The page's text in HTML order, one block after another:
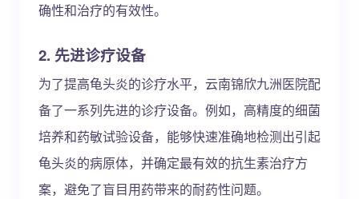
确性和治疗的有效性。
2. 先进诊疗设备
为了提高龟头炎的诊疗水平，云南锦欣九洲医院配
备了一系列先进的诊疗设备。例如，高精度的细菌
培养和药敏试验设备，能够快速准确地检测出引起
龟头炎的病原体，并确定最有效的抗生素治疗方
案，避免了盲目用药带来的耐药性问题。